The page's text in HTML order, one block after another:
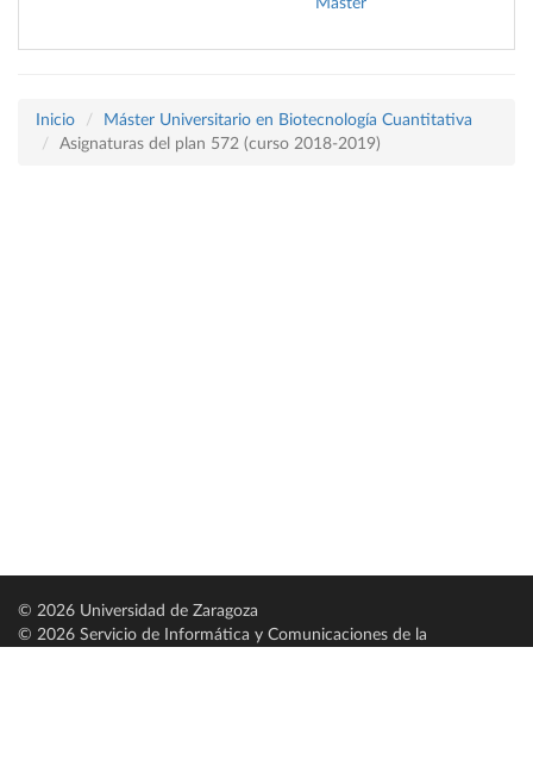
Máster
Inicio
Máster Universitario en Biotecnología Cuantitativa
Asignaturas del plan 572 (curso 2018-2019)
© 2026 Universidad de Zaragoza
© 2026 Servicio de Informática y Comunicaciones de la